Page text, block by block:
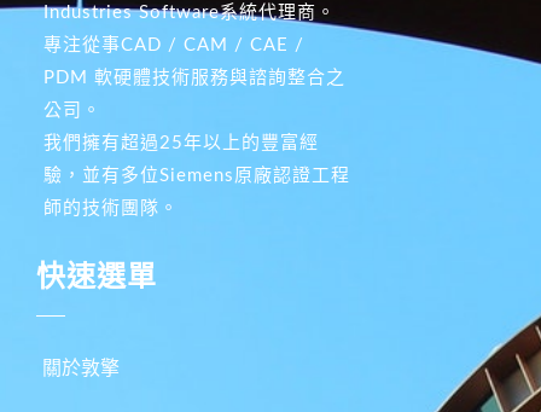
Industries Software系統代理商。
專注從事CAD / CAM / CAE /
PDM 軟硬體技術服務與諮詢整合之
公司。
我們擁有超過25年以上的豐富經
驗，並有多位Siemens原廠認證工程
師的技術團隊。
快速選單
關於敦擎